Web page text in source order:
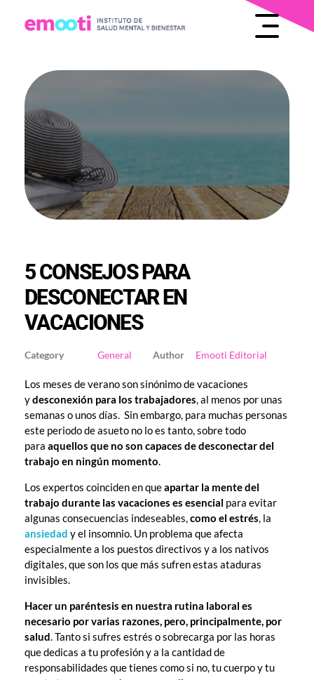
5 CONSEJOS PARA
DESCONECTAR EN
VACACIONES
Emooti Editorial
General
Los meses de verano son sinónimo de vacaciones
ydesconexión para los trabajadores, al menos por unas
semanas o unos días. Sin embargo, para muchas personas
este periodo de asueto no lo es tanto, sobre todo
para aquellos que no son capaces de desconectar del
trabajo en ningún momento.
Los expertos coinciden en queapartar la mente del
trabajo durante las vacaciones es esencial para evitar
algunas consecuencias indeseables,como el estrés, la
ansiedad y el insomnio. Un problema que afecta
especialmente a los puestos directivos y a los nativos
digitales, que son los que más sufren estas ataduras
invisibles.
Hacer un paréntesis en nuestra rutina laboral es
necesario por varias razones, pero, principalmente, por
salud. Tanto si sufres estrés o sobrecarga por las horas
que dedicas a tu profesión y a la cantidad de
responsabilidades que tienes como si no, tu cuerpo y tu